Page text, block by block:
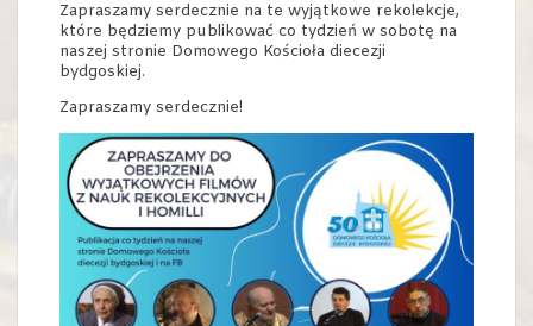
Zapraszamy serdecznie na te wyjątkowe rekolekcje,
które będziemy publikować co tydzień w sobotę na
naszej stronie Domowego Kościoła diecezji
bydgoskiej.
Zapraszamy serdecznie!